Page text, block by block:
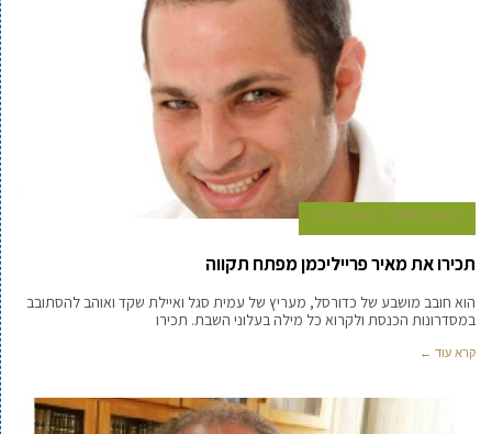
7 במרץ 2016 כתב במרכז
תכירו את מאיר פרייליכמן מפתח תקווה
הוא חובב מושבע של כדורסל, מעריץ של עמית סגל ואיילת שקד ואוהב להסתובב
במסדרונות הכנסת ולקרוא כל מילה בעלוני השבת. תכירו
קרא עוד ←